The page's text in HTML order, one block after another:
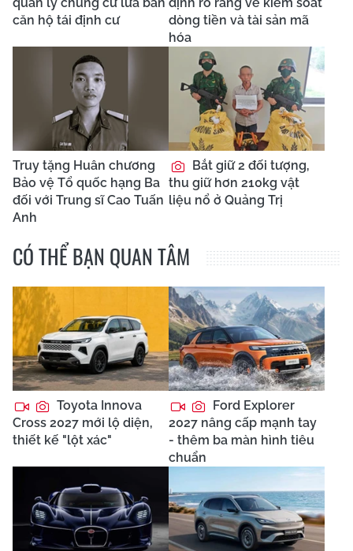
căn hộ tái định cư
dòng tiền và tài sản mã
hóa
Truy tặng Huân chương
Bảo vệ Tổ quốc hạng Ba
đối với Trung sĩ Cao Tuấn
Anh
Bắt giữ 2 đối tượng,
thu giữ hơn 210kg vật
liệu nổ ở Quảng Trị
CÓ THỂ BẠN QUAN TÂM
Toyota Innova
Cross 2027 mới lộ diện,
thiết kế "lột xác"
Ford Explorer
2027 nâng cấp mạnh tay
- thêm ba màn hình tiêu
chuẩn